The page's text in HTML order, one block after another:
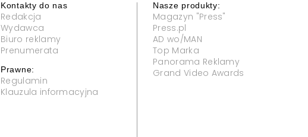
Kontakty do nas
Redakcja
Wydawca
Biuro reklamy
Prenumerata
Prawne:
Regulamin
Klauzula informacyjna
Nasze produkty:
Magazyn "Press"
Press.pl
AD wo/MAN
Top Marka
Panorama Reklamy
Grand Video Awards